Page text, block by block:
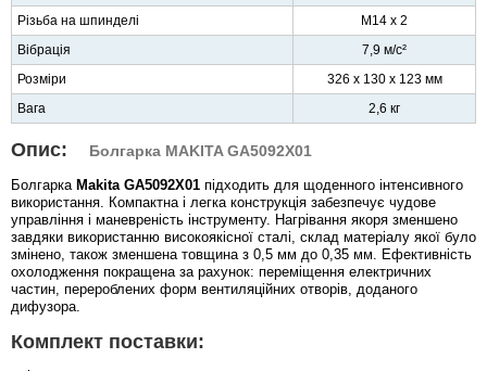
Різьба на шпинделі
M14 х 2
Вібрація
7,9 м/с²
Розміри
326 x 130 x 123 мм
Вага
2,6 кг
Опис: Болгарка MAKITA GA5092X01
Болгарка Makita GA5092X01 підходить для щоденного інтенсивного
використання. Компактна і легка конструкція забезпечує чудове
управління і маневреність інструменту. Нагрівання якоря зменшено
завдяки використанню високоякісної сталі, склад матеріалу якої було
змінено, також зменшена товщина з 0,5 мм до 0,35 мм. Ефективність
охолодження покращена за рахунок: переміщення електричних
частин, перероблених форм вентиляційних отворів, доданого
дифузора.
Комплект поставки: